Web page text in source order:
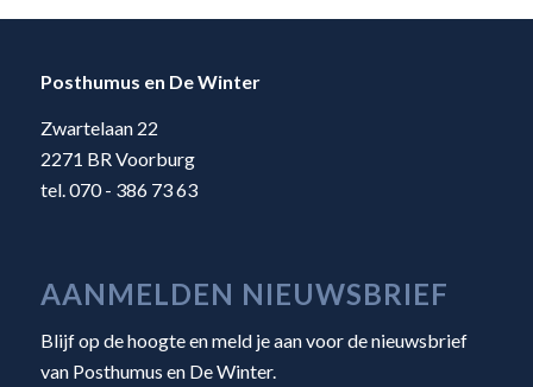
Posthumus en De Winter
Zwartelaan 22
2271 BR Voorburg
tel. 070 - 386 73 63
AANMELDEN NIEUWSBRIEF
Blijf op de hoogte en meld je aan voor de nieuwsbrief
van Posthumus en De Winter.